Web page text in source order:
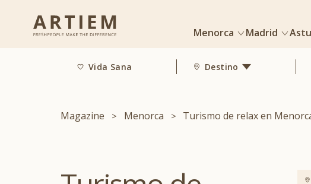
Menorca Madrid
Vida Sana Destino
Magazine Menorca Turismo de relax en